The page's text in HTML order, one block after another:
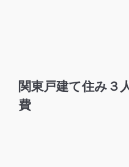
関東戸建て住み３
費